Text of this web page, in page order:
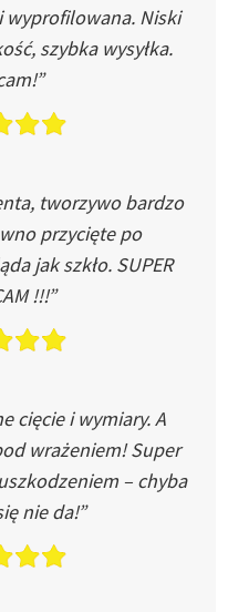
wyprofilowana. Niski
szybka wysyłka.
tworzywo bardzo
przycięte po
jak szkło. SUPER
!!!”
cięcie i wymiary. A
wrażeniem! Super
– chyba
nie da!”